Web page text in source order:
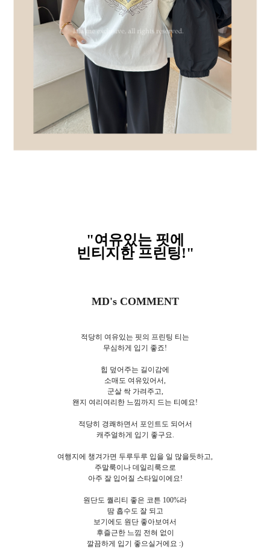
"여유있는 핏에
빈티지한 프린팅!"
MD's COMMENT
적당히 여유있는 핏의 프린팅 티는
무심하게 입기 좋죠!
힙 덮어주는 길이감에
소매도 여유있어서,
군살 싹 가려주고,
왠지 여리여리한 느낌까지 드는 티예요!
적당히 경쾌하면서 포인트도 되어서
캐주얼하게 입기 좋구요.
여행지에 챙겨가면 두루두루 입을 일 많을듯하고,
주말룩이나 데일리룩으로
아주 잘 입어질 스타일이에요!
원단도 퀄리티 좋은 코튼 100%라
땀 흡수도 잘 되고
보기에도 원단 좋아보여서
후즐근한 느낌 전혀 없이
깔끔하게 입기 좋으실거에요 :)